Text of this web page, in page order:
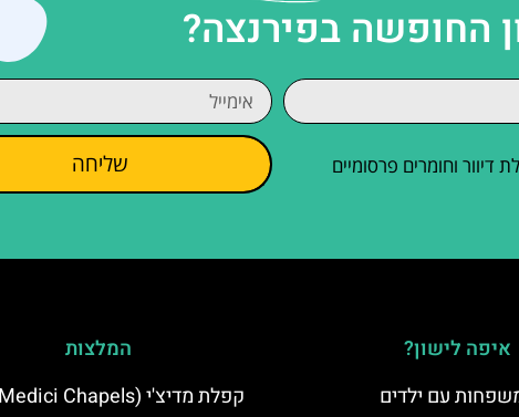
החופשה בפירנצה?
וחומרים פרסומיים שליחה
איפה לישון?
עם ילדים
המלצות
קפלת מדיצ'י (Medici Chapels)